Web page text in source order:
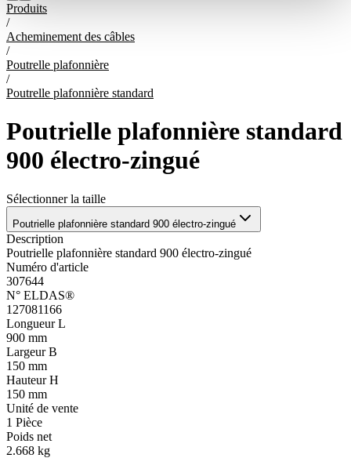
Produits
/
Acheminement des câbles
/
Poutrelle plafonnière
/
Poutrelle plafonnière standard
Poutrielle plafonnière standard
900 électro-zingué
Sélectionner la taille
Poutrielle plafonnière standard 900 électro-zingué
Description
Poutrielle plafonnière standard 900 électro-zingué
Numéro d'article
307644
N° ELDAS®
127081166
Longueur L
900 mm
Largeur B
150 mm
Hauteur H
150 mm
Unité de vente
1 Pièce
Poids net
2.668 kg